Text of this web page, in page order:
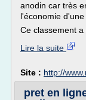
anodin car très
l'économie
Ce classement a
Lire la suite
Site : http://
pret en